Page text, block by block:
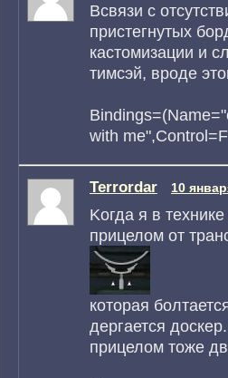
Всвязи с
пристегнутых
кастомизации и
тимсэй, вроде
with
Terrordar 10
Kогда я в
прицелом от
которая
дергается
прицелом тоже